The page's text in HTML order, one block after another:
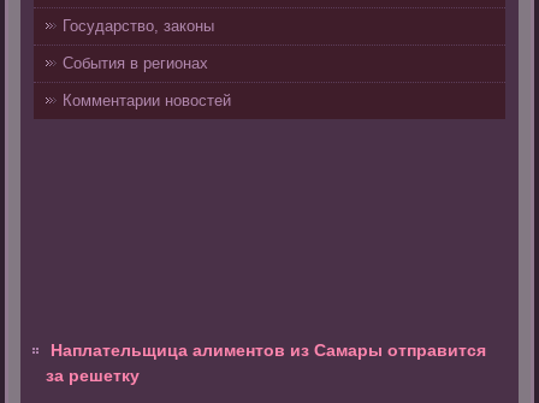
Государство, законы
События в регионах
Комментарии новостей
Наплательщица алиментов из Самары отправится
за решетку